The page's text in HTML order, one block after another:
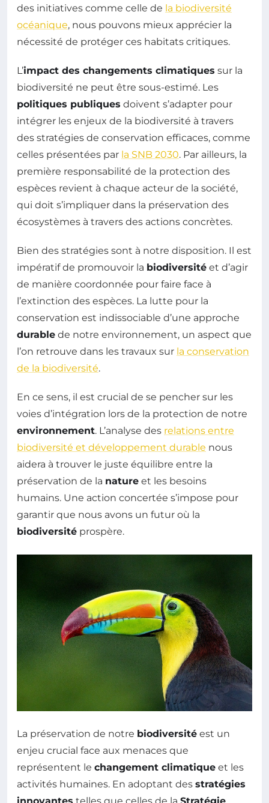
des initiatives comme celle de la biodiversité
océanique, nous pouvons mieux apprécier la
nécessité de protéger ces habitats critiques.
L’impact des changements climatiques sur la
biodiversité ne peut être sous-estimé. Les
politiques publiques doivent s’adapter pour
intégrer les enjeux de la biodiversité à travers
des stratégies de conservation efficaces, comme
celles présentées par la SNB 2030. Par ailleurs, la
première responsabilité de la protection des
espèces revient à chaque acteur de la société,
qui doit s’impliquer dans la préservation des
écosystèmes à travers des actions concrètes.
Bien des stratégies sont à notre disposition. Il est
impératif de promouvoir la biodiversité et d’agir
de manière coordonnée pour faire face à
l’extinction des espèces. La lutte pour la
conservation est indissociable d’une approche
durable de notre environnement, un aspect que
l’on retrouve dans les travaux sur la conservation
de la biodiversité.
En ce sens, il est crucial de se pencher sur les
voies d’intégration lors de la protection de notre
environnement. L’analyse des relations entre
biodiversité et développement durable nous
aidera à trouver le juste équilibre entre la
préservation de la nature et les besoins
humains. Une action concertée s’impose pour
garantir que nous avons un futur où la
biodiversité prospère.
La préservation de notre biodiversité est un
enjeu crucial face aux menaces que
représentent le changement climatique et les
activités humaines. En adoptant des stratégies